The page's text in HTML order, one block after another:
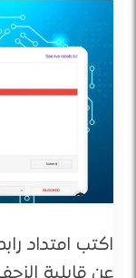
اكتب امتداد